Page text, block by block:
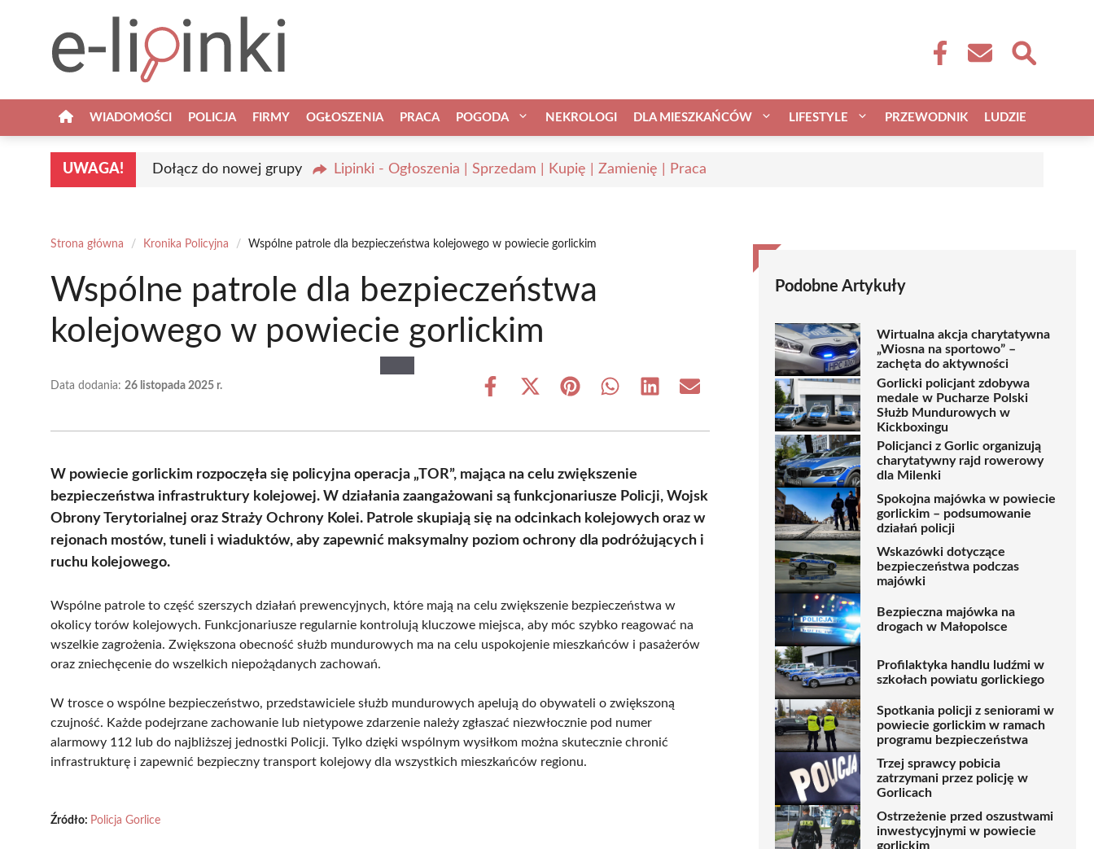
WIADOMOŚCI POLICJA FIRMY OGŁOSZENIA PRACA POGODA NEKROLOGI DLA MIESZKAŃCÓW LIFESTYLE PRZEWODNIK LUDZIE
UWAGA! Dołącz do nowej grupy Lipinki - Ogłoszenia | Sprzedam | Kupię | Zamienię | Praca
Strona główna / Kronika Policyjna / Wspólne patrole dla bezpieczeństwa kolejowego w powiecie gorlickim
Wspólne patrole dla bezpieczeństwa
kolejowego w powiecie gorlickim
Data dodania: 26 listopada 2025 r.
Share
Share
(Twitter)
Share Share Share Share
W powiecie gorlickim rozpoczęła się policyjna operacja „TOR”, mająca na celu zwiększenie
bezpieczeństwa infrastruktury kolejowej. W działania zaangażowani są funkcjonariusze Policji, Wojsk
Obrony Terytorialnej oraz Straży Ochrony Kolei. Patrole skupiają się na odcinkach kolejowych oraz w
rejonach mostów, tuneli i wiaduktów, aby zapewnić maksymalny poziom ochrony dla podróżujących i
ruchu kolejowego.
Wspólne patrole to część szerszych działań prewencyjnych, które mają na celu zwiększenie bezpieczeństwa w
okolicy torów kolejowych. Funkcjonariusze regularnie kontrolują kluczowe miejsca, aby móc szybko reagować na
wszelkie zagrożenia. Zwiększona obecność służb mundurowych ma na celu uspokojenie mieszkańców i pasażerów
oraz zniechęcenie do wszelkich niepożądanych zachowań.
W trosce o wspólne bezpieczeństwo, przedstawiciele służb mundurowych apelują do obywateli o zwiększoną
czujność. Każde podejrzane zachowanie lub nietypowe zdarzenie należy zgłaszać niezwłocznie pod numer
alarmowy 112 lub do najbliższej jednostki Policji. Tylko dzięki wspólnym wysiłkom można skutecznie chronić
infrastrukturę i zapewnić bezpieczny transport kolejowy dla wszystkich mieszkańców regionu.
Źródło: Policja Gorlice
Podobne Artykuły
Wirtualna akcja charytatywna
„Wiosna na sportowo” –
zachęta do aktywności
Gorlicki policjant zdobywa
medale w Pucharze Polski
Służb Mundurowych w
Kickboxingu
Policjanci z Gorlic organizują
charytatywny rajd rowerowy
dla Milenki
Spokojna majówka w powiecie
gorlickim – podsumowanie
działań policji
Wskazówki dotyczące
bezpieczeństwa podczas
majówki
Bezpieczna majówka na
drogach w Małopolsce
Profilaktyka handlu ludźmi w
szkołach powiatu gorlickiego
Spotkania policji z seniorami w
powiecie gorlickim w ramach
programu bezpieczeństwa
Trzej sprawcy pobicia
zatrzymani przez policję w
Gorlicach
Ostrzeżenie przed oszustwami
inwestycyjnymi w powiecie
gorlickim